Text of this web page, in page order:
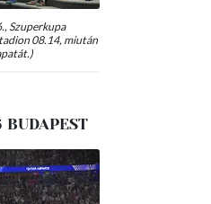
Szuperkupa
08.14, miután
BUDAPEST